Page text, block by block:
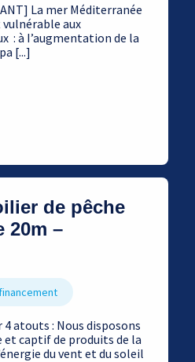
La mer Méditerranée
aux
: à I’augmentation de la
[...]
de pêche
20m –
4 atouts : Nous disposons
et captif de produits de la
du vent et du soleil